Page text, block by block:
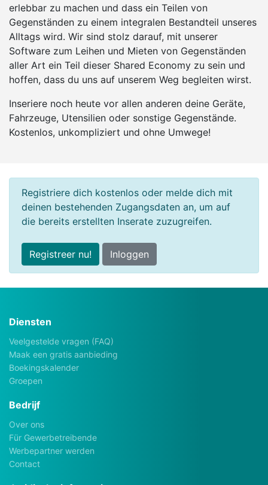
erlebbar zu machen und dass ein Teilen von
Gegenständen zu einem integralen Bestandteil unseres
Alltags wird. Wir sind stolz darauf, mit unserer
Software zum Leihen und Mieten von Gegenständen
aller Art ein Teil dieser Shared Economy zu sein und
hoffen, dass du uns auf unserem Weg begleiten wirst.
Inseriere noch heute vor allen anderen deine Geräte,
Fahrzeuge, Utensilien oder sonstige Gegenstände.
Kostenlos, unkompliziert und ohne Umwege!
Registriere dich kostenlos oder melde dich mit
deinen bestehenden Zugangsdaten an, um auf
die bereits erstellten Inserate zuzugreifen.
Registreer nu! Inloggen
Diensten
Veelgestelde vragen (FAQ)
Maak een gratis aanbieding
Boekingskalender
Groepen
Bedrijf
Over ons
Für Gewerbetreibende
Werbepartner werden
Contact